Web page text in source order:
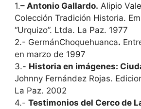
1.– Antonio Gallardo. Alipio
Colección Tradición Historia.
“Urquizo”. Ltda. La Paz. 1977
2.- GermánChoquehuanca.
en marzo de 1997
3.- Historia en imágenes:
Johnny Fernández Rojas.
La Paz. 2002
4.- Testimonios del Cerco de